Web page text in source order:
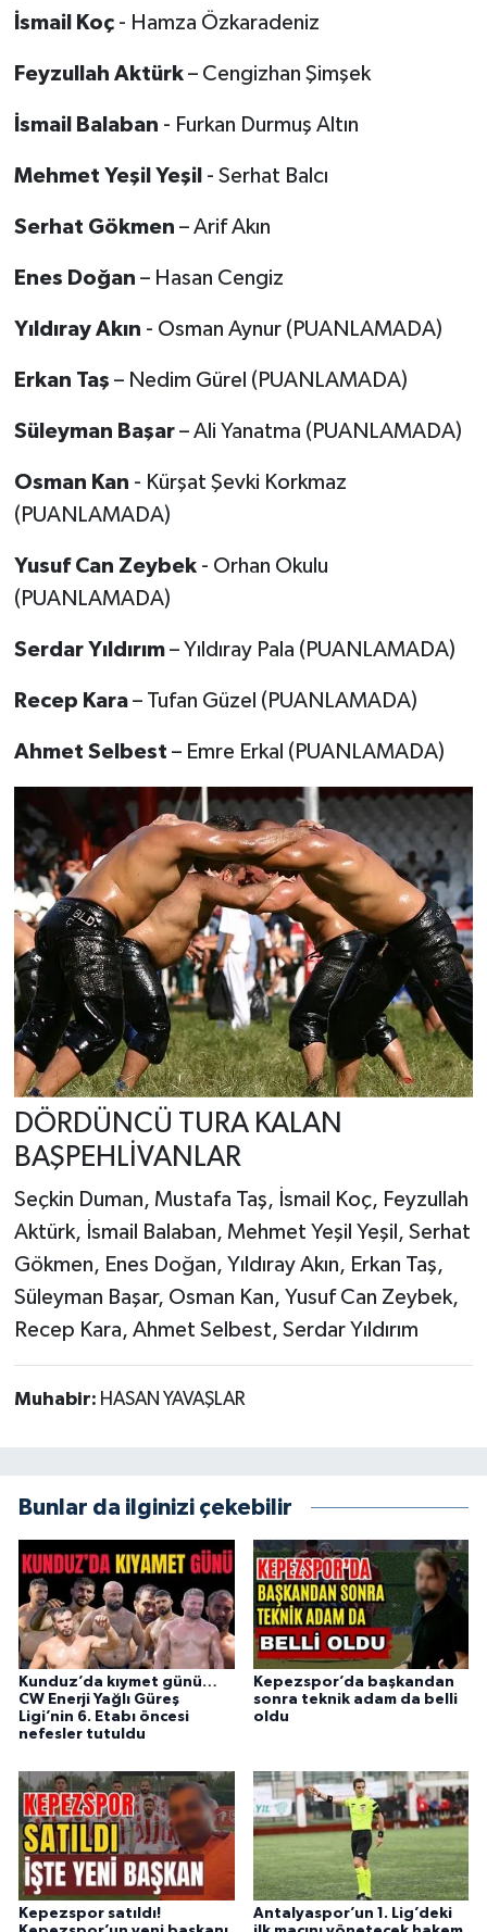
İsmail Koç- Hamza Özkaradeniz
Feyzullah Aktürk– Cengizhan Şimşek
İsmail Balaban - Furkan Durmuş Altın
Mehmet Yeşil Yeşil - Serhat Balcı
Serhat Gökmen – Arif Akın
Enes Doğan – Hasan Cengiz
Yıldıray Akın - Osman Aynur (PUANLAMADA)
Erkan Taş – Nedim Gürel (PUANLAMADA)
Süleyman Başar– Ali Yanatma (PUANLAMADA)
Osman Kan - Kürşat Şevki Korkmaz
(PUANLAMADA)
Yusuf Can Zeybek - Orhan Okulu
(PUANLAMADA)
Serdar Yıldırım – Yıldıray Pala (PUANLAMADA)
Recep Kara – Tufan Güzel (PUANLAMADA)
Ahmet Selbest – Emre Erkal (PUANLAMADA)
DÖRDÜNCÜ TURA KALAN
BAŞPEHLİVANLAR
Seçkin Duman, Mustafa Taş, İsmail Koç, Feyzullah
Aktürk, İsmail Balaban, Mehmet Yeşil Yeşil, Serhat
Gökmen, Enes Doğan, Yıldıray Akın, Erkan Taş,
Süleyman Başar, Osman Kan, Yusuf Can Zeybek,
Recep Kara, Ahmet Selbest, Serdar Yıldırım
Muhabir: HASAN YAVAŞLAR
Bunlar da ilginizi çekebilir
Kunduz’da kıymet günü…
CW Enerji Yağlı Güreş
Ligi’nin 6. Etabı öncesi
nefesler tutuldu
Kepezspor’da başkandan
sonra teknik adam da belli
oldu
Kepezspor satıldı!
Antalyaspor’un 1. Lig’deki